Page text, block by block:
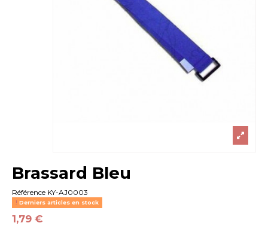
Brassard Bleu
Référence KY-AJ0003
Derniers articles en stock
1,79 €